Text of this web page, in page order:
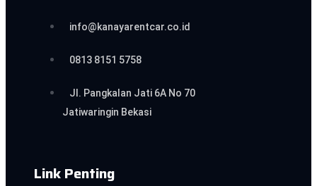
info@kanayarentcar.co.id
0813 8151 5758
Jl. Pangkalan Jati 6A No 70
Jatiwaringin Bekasi
Link Penting